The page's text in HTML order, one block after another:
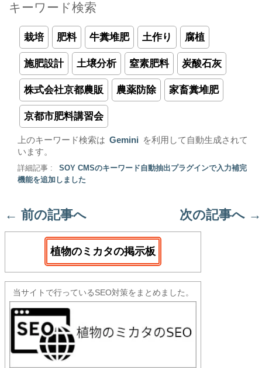
キーワード検索
栽培 肥料 牛糞堆肥 土作り 腐植
施肥設計 土壌分析 窒素肥料 炭酸石灰
株式会社京都農販 農薬防除 家畜糞堆肥
京都市肥料講習会
上のキーワード検索は Gemini
を利用して自動生成されて
います。
詳細記事 :
SOY CMSのキーワード自動抽出プラグインで入力補完
機能を追加しました
← 前の記事へ 次の記事へ →
植物のミカタの掲示板
当サイトで行っているSEO対策をまとめました。